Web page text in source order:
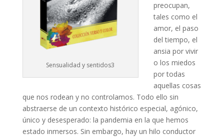
Sensualidad y sentidos3
preocupan,
tales como el
amor, el paso
del tiempo, el
ansia por vivir
o los miedos
por todas
aquellas cosas
que nos rodean y no controlamos. Todo ello sin
abstraerse de un contexto histórico especial, agónico,
único y desesperado: la pandemia en la que hemos
estado inmersos. Sin embargo, hay un hilo conductor